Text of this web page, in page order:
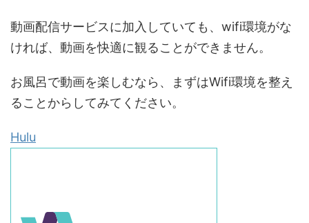
動画配信サービスに加入していても、wifi環境がな
ければ、動画を快適に観ることができません。
お風呂で動画を楽しむなら、まずはWifi環境を整え
ることからしてみてください。
Hulu